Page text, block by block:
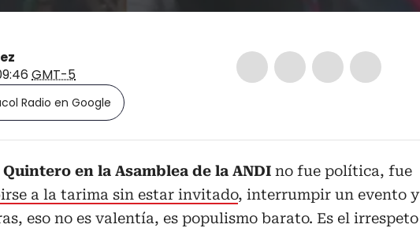
GMT-5
Radio en Google
en la Asamblea de la ANDI no fue política, fue
a la tarima sin estar invitado, interrumpir un evento y
eso no es valentía, es populismo barato. Es el irrespeto